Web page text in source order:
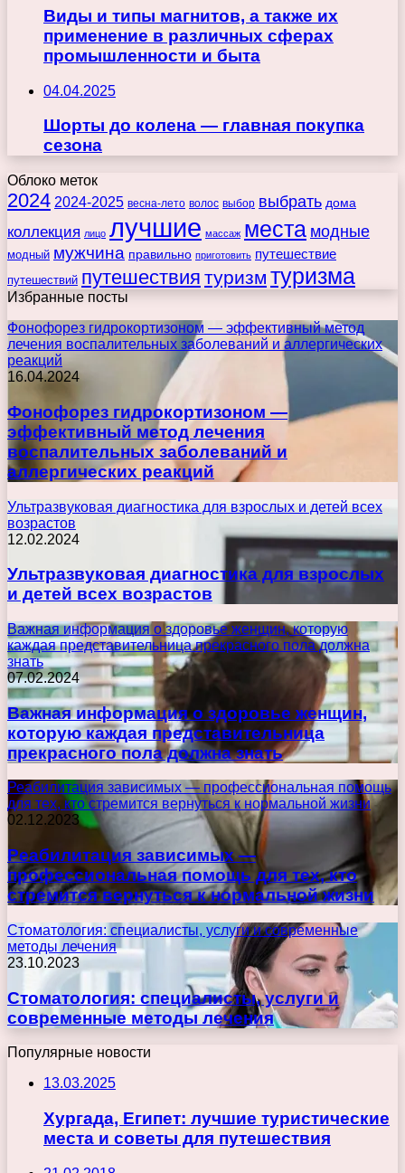
Виды и типы магнитов, а также их
применение в различных сферах
промышленности и быта
04.04.2025
Шорты до колена — главная покупка
сезона
Облоко меток
2024 2024-2025 весна-лето волос выбор выбрать дома
коллекция лицо лучшие массаж места модные
модный мужчина правильно приготовить путешествие
путешествий путешествия туризм туризма
Избранные посты
Фонофорез гидрокортизоном — эффективный метод
лечения воспалительных заболеваний и аллергических
реакций
16.04.2024
Фонофорез гидрокортизоном —
эффективный метод лечения
воспалительных заболеваний и
аллергических реакций
Ультразвуковая диагностика для взрослых и детей всех
возрастов
12.02.2024
Ультразвуковая диагностика для взрослых
и детей всех возрастов
Важная информация о здоровье женщин, которую
каждая представительница прекрасного пола должна
знать
07.02.2024
Важная информация о здоровье женщин,
которую каждая представительница
прекрасного пола должна знать
Реабилитация зависимых — профессиональная помощь
для тех, кто стремится вернуться к нормальной жизни
02.12.2023
Реабилитация зависимых —
профессиональная помощь для тех, кто
стремится вернуться к нормальной жизни
Стоматология: специалисты, услуги и современные
методы лечения
23.10.2023
Стоматология: специалисты, услуги и
современные методы лечения
Популярные новости
13.03.2025
Хургада, Египет: лучшие туристические
места и советы для путешествия